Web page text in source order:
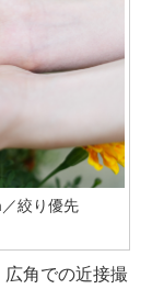
絞り優先
角での近接撮